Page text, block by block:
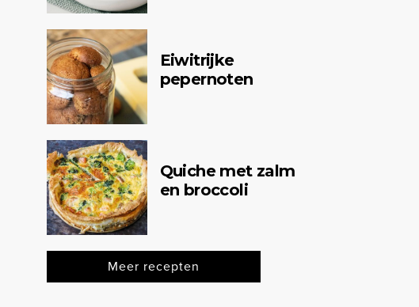
Eiwitrijke
pepernoten
Quiche met zalm
en broccoli
Meer recepten